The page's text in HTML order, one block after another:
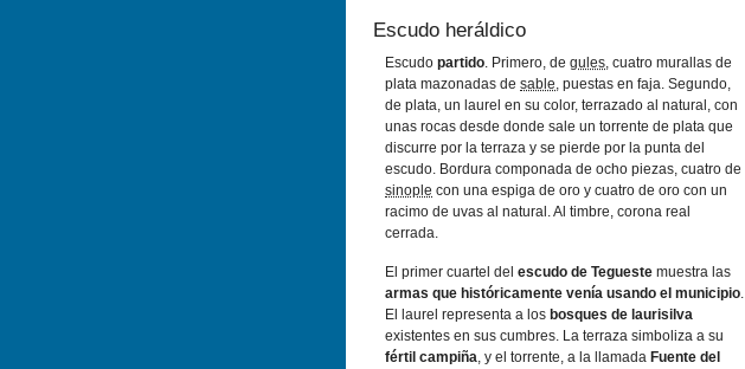
Escudo heráldico
Escudo partido. Primero, de gules, cuatro murallas de
plata mazonadas de sable, puestas en faja. Segundo,
de plata, un laurel en su color, terrazado al natural, con
unas rocas desde donde sale un torrente de plata que
discurre por la terraza y se pierde por la punta del
escudo. Bordura componada de ocho piezas, cuatro de
sinople con una espiga de oro y cuatro de oro con un
racimo de uvas al natural. Al timbre, corona real
cerrada.
El primer cuartel del escudo de Tegueste muestra las
armas que históricamente venía usando el municipio.
El laurel representa a los bosques de laurisilva
existentes en sus cumbres. La terraza simboliza a su
fértil campiña, y el torrente, a la llamada Fuente del